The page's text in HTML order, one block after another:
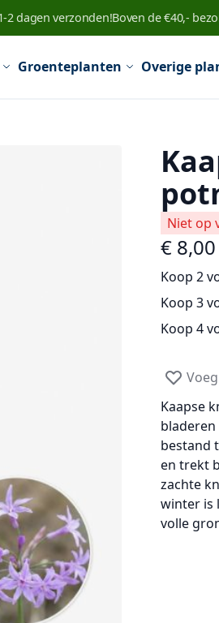
2 dagen verzonden!Boven de €40,-
Groenteplanten Overige
Niet op
€ 8,00
Koop 2
Koop 3
Koop 4
Kaapse
bestand
en trekt
zachte
winter is
volle